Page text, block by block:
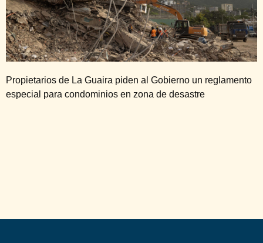
Propietarios de La Guaira piden al Gobierno un reglamento
especial para condominios en zona de desastre